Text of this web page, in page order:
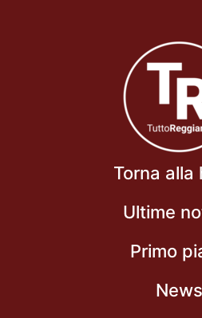
Torna alla
Ultime
Primo
News